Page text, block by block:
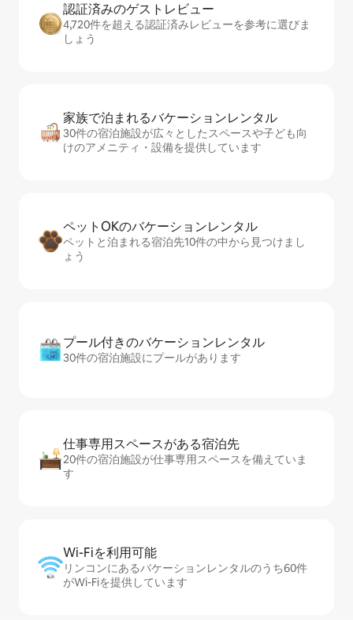
認証済みのゲ⁠ス⁠ト⁠レ⁠ビ⁠ュ⁠ー
4,720件を超える認証済みレビューを参考に選びま
しょう
家族で泊まれるバ⁠ケ⁠ー⁠シ⁠ョ⁠ンレ⁠ン⁠タ⁠ル
30件の宿泊施設が広々としたスペースや子ども向
けのアメニティ・設備を提供しています
ペットOKのバ⁠ケ⁠ー⁠シ⁠ョ⁠ンレ⁠ン⁠タ⁠ル
ペットと泊まれる宿泊先10件の中から見つけまし
ょう
プール付きのバ⁠ケ⁠ー⁠シ⁠ョ⁠ンレ⁠ン⁠タ⁠ル
30件の宿泊施設にプールがあります
仕事専用ス⁠ペ⁠ー⁠スがあ⁠る宿⁠泊⁠先
20件の宿泊施設が仕事専用スペースを備えていま
す
Wi-Fiを利⁠用⁠可⁠能
リンコンにあるバケーションレンタルのうち60件
がWi-Fiを提供しています